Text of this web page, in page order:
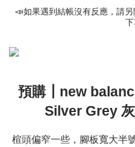
📣如果遇到結帳沒有反應，請
📣如果遇到結帳沒有反應，請
歡迎光臨૮⍝• ᴥ •⍝ა 新
下
預購┃new
Silver Grey
楦頭偏窄一些，腳板寬大半